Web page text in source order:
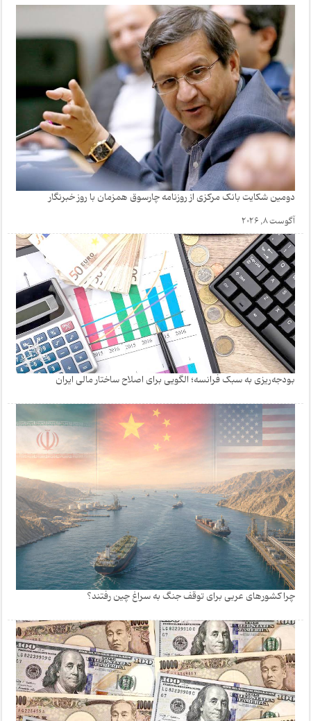
دومین شکایت بانک مرکزی از روزنامه چارسوق همزمان با روز خبرنگار
آگوست 8, 2026
بودجه‌ریزی به سبک فرانسه؛ الگویی برای اصلاح ساختار مالی ایران
چرا کشورهای عربی برای توقف جنگ به سراغ چین رفتند؟